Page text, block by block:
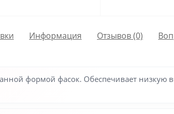
Информация Отзывов (0)
формой фасок. Обеспечивает